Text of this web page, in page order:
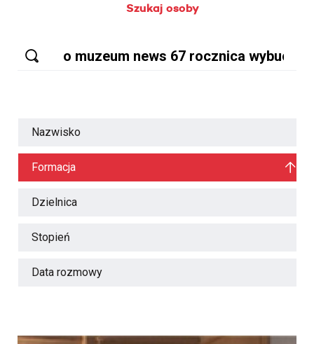
Szukaj osoby
Nazwisko
Formacja
Dzielnica
Stopień
Data rozmowy